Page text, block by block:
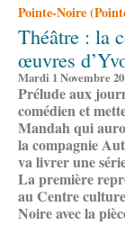
Pointe-Noire
Théâtre : la
œuvres
Mardi 1 Novembre
Prélude aux
comédien et
Mandah qui
la compagnie
va livrer une
La première
au Centre
Noire avec la